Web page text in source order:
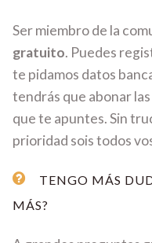
Ser miembro de la
gratuito. Puedes
te pidamos datos
tendrás que abonar
que te apuntes. Sin
prioridad sois todos
TENGO MÁS
MÁS?